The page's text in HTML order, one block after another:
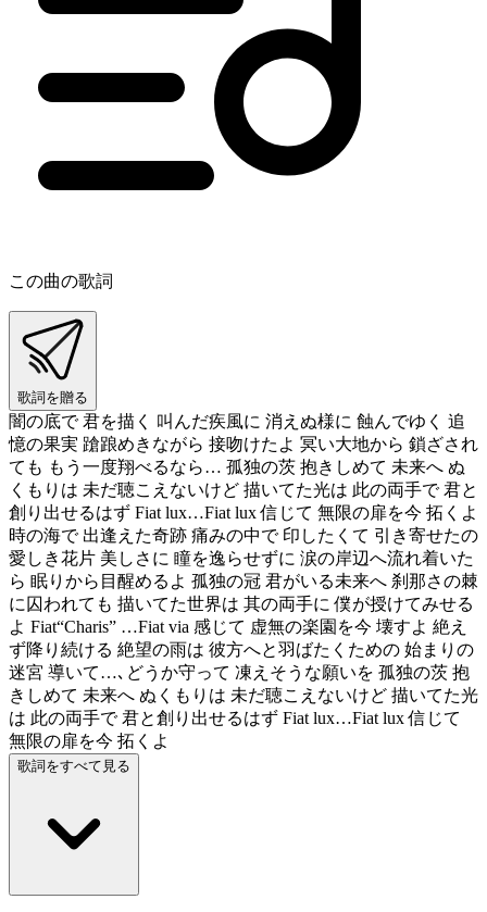
この曲の歌詞
歌詞を贈る
闇の底で 君を描く 叫んだ疾風に 消えぬ様に 蝕んでゆく 追
憶の果実 蹌踉めきながら 接吻けたよ 冥い大地から 鎖ざされ
ても もう一度翔べるなら… 孤独の茨 抱きしめて 未来へ ぬ
くもりは 未だ聴こえないけど 描いてた光は 此の両手で 君と
創り出せるはず Fiat lux…Fiat lux 信じて 無限の扉を今 拓くよ
時の海で 出逢えた奇跡 痛みの中で 印したくて 引き寄せたの
愛しき花片 美しさに 瞳を逸らせずに 涙の岸辺へ流れ着いた
ら 眠りから目醒めるよ 孤独の冠 君がいる未来へ 刹那さの棘
に囚われても 描いてた世界は 其の両手に 僕が授けてみせる
よ Fiat“Charis” …Fiat via 感じて 虚無の楽園を今 壊すよ 絶え
ず降り続ける 絶望の雨は 彼方へと羽ばたくための 始まりの
迷宮 導いて…､どうか守って 凍えそうな願いを 孤独の茨 抱
きしめて 未来へ ぬくもりは 未だ聴こえないけど 描いてた光
は 此の両手で 君と創り出せるはず Fiat lux…Fiat lux 信じて
無限の扉を今 拓くよ
歌詞をすべて見る